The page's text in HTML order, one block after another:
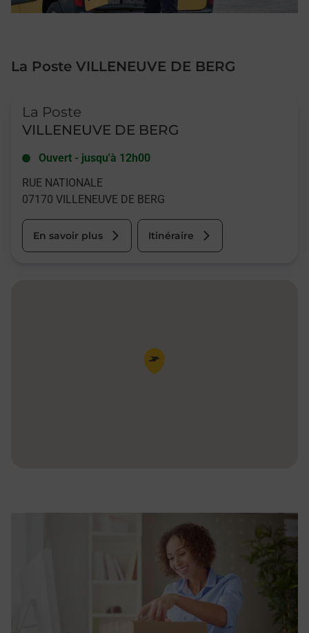
La Poste VILLENEUVE DE BERG
La Poste
VILLENEUVE DE BERG
Ouvert - jusqu'à 12h00
RUE NATIONALE
07170 VILLENEUVE DE BERG
En savoir plus Itinéraire
Pin de la carte